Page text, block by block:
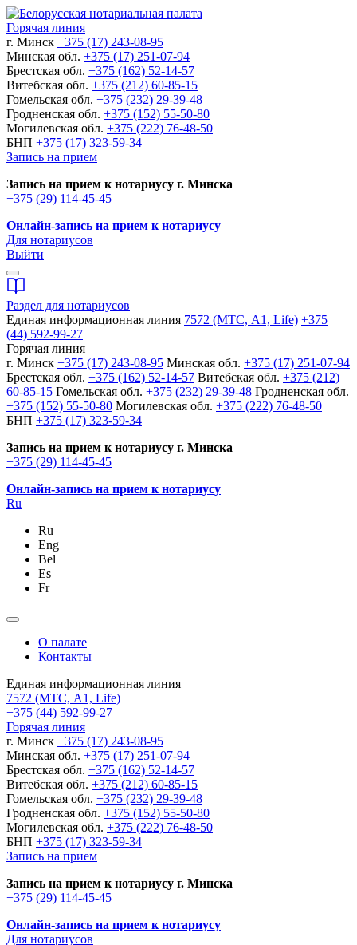
Горячая линия
г. Минск +375 (17) 243-08-95
Минская обл. +375 (17) 251-07-94
Брестская обл. +375 (162) 52-14-57
Витебская обл. +375 (212) 60-85-15
Гомельская обл. +375 (232) 29-39-48
Гродненская обл. +375 (152) 55-50-80
Могилевская обл. +375 (222) 76-48-50
БНП +375 (17) 323-59-34
Запись на прием
Запись на прием к нотариусу г. Минска
+375 (29) 114-45-45
Онлайн-запись на прием к нотариусу
Для нотариусов
Выйти
Раздел для нотариусов
Единая информационная линия 7572 (МТС, A1, Life) +375
(44) 592-99-27
Горячая линия
г. Минск +375 (17) 243-08-95 Минская обл. +375 (17) 251-07-94
Брестская обл. +375 (162) 52-14-57 Витебская обл. +375 (212)
60-85-15 Гомельская обл. +375 (232) 29-39-48 Гродненская обл.
+375 (152) 55-50-80 Могилевская обл. +375 (222) 76-48-50
БНП +375 (17) 323-59-34
Запись на прием к нотариусу г. Минска
+375 (29) 114-45-45
Онлайн-запись на прием к нотариусу
Ru
Ru
Eng
Bel
Es
Fr
О палате
Контакты
Единая информационная линия
7572 (МТС, A1, Life)
+375 (44) 592-99-27
Горячая линия
г. Минск +375 (17) 243-08-95
Минская обл. +375 (17) 251-07-94
Брестская обл. +375 (162) 52-14-57
Витебская обл. +375 (212) 60-85-15
Гомельская обл. +375 (232) 29-39-48
Гродненская обл. +375 (152) 55-50-80
Могилевская обл. +375 (222) 76-48-50
БНП +375 (17) 323-59-34
Запись на прием
Запись на прием к нотариусу г. Минска
+375 (29) 114-45-45
Онлайн-запись на прием к нотариусу
Для нотариусов